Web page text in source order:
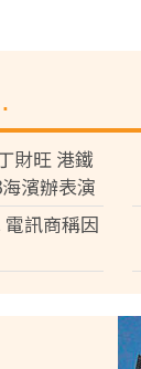
財旺 港鐵
濱辦表演
訊商稱因